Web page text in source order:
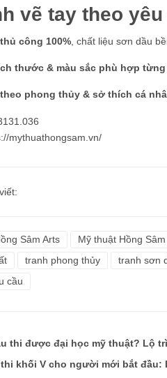
vẽ tay theo
công 100% , chất liệu sơn dầu
thước & màu sắc phù hợp
theo phong thủy & sở thích cá
mythuathongsam.vn/
Sâm Arts Mỹ thuật Hồng Sâm
tranh phong thủy tranh sơn
cầu
thi được đại học mỹ thuật? Lộ
thi khối V cho người mới bắt